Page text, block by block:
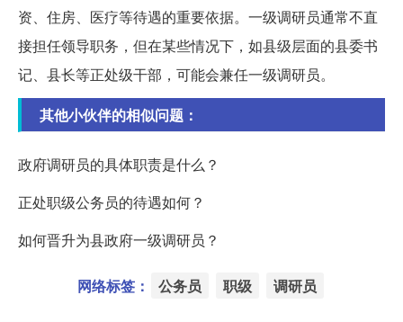
资、住房、医疗等待遇的重要依据。一级调研员通常不直
接担任领导职务，但在某些情况下，如县级层面的县委书
记、县长等正处级干部，可能会兼任一级调研员。
其他小伙伴的相似问题：
政府调研员的具体职责是什么？
正处职级公务员的待遇如何？
如何晋升为县政府一级调研员？
网络标签： 公务员 职级 调研员